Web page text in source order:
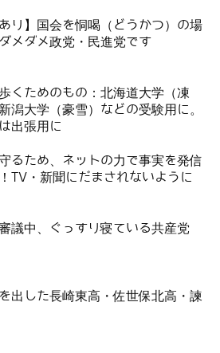
あり】国会を恫喝（どうかつ）の場
メダメ政党・民進党です
くためのもの：北海道大学（凍
潟大学（豪雪）などの受験用に。
出張用に
るため、ネットの力で事実を発信
TV・新聞にだまされないように
議中、ぐっすり寝ている共産党
出した長崎東高・佐世保北高・諫